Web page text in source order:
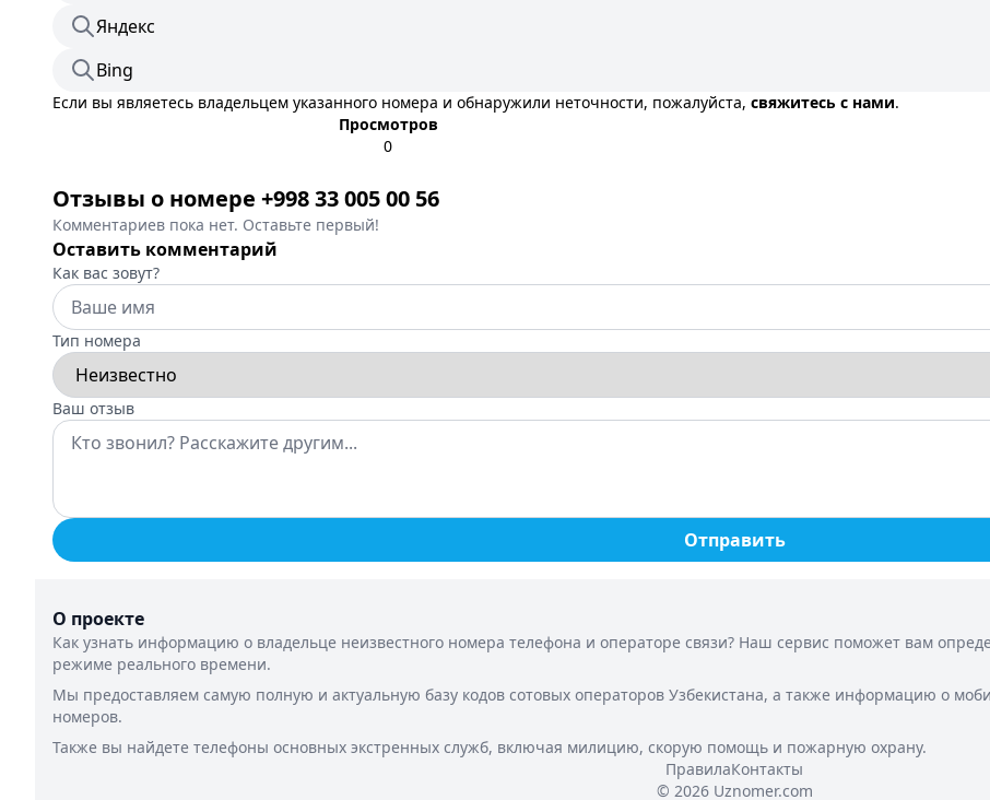
Яндекс
Bing
Если вы являетесь владельцем указанного номера и обнаружили неточности, пожалуйста, свяжитесь с нами.
Просмотров
0
Отзывы о номере +998 33 005 00 56
Комментариев пока нет. Оставьте первый!
Оставить комментарий
Как вас зовут?
Тип номера
Ваш отзыв
Отправить
О проекте
Как узнать информацию о владельце неизвестного номера телефона и операторе связи? Наш сервис поможет вам
режиме реального времени.
Мы предоставляем самую полную и актуальную базу кодов сотовых операторов Узбекистана, а также информацию о
номеров.
Также вы найдете телефоны основных экстренных служб, включая милицию, скорую помощь и пожарную охрану.
ПравилаКонтакты
© 2026 Uznomer.com